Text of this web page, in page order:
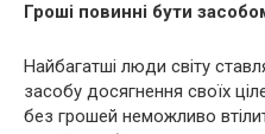
Гроші повинні бути
Найбагатші люди світу
засобу досягнення своїх
без грошей неможливо